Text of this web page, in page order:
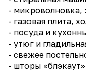
- микроволновка,
- газовая плита,
- посуда и
- утюг и
- свежее
- шторы